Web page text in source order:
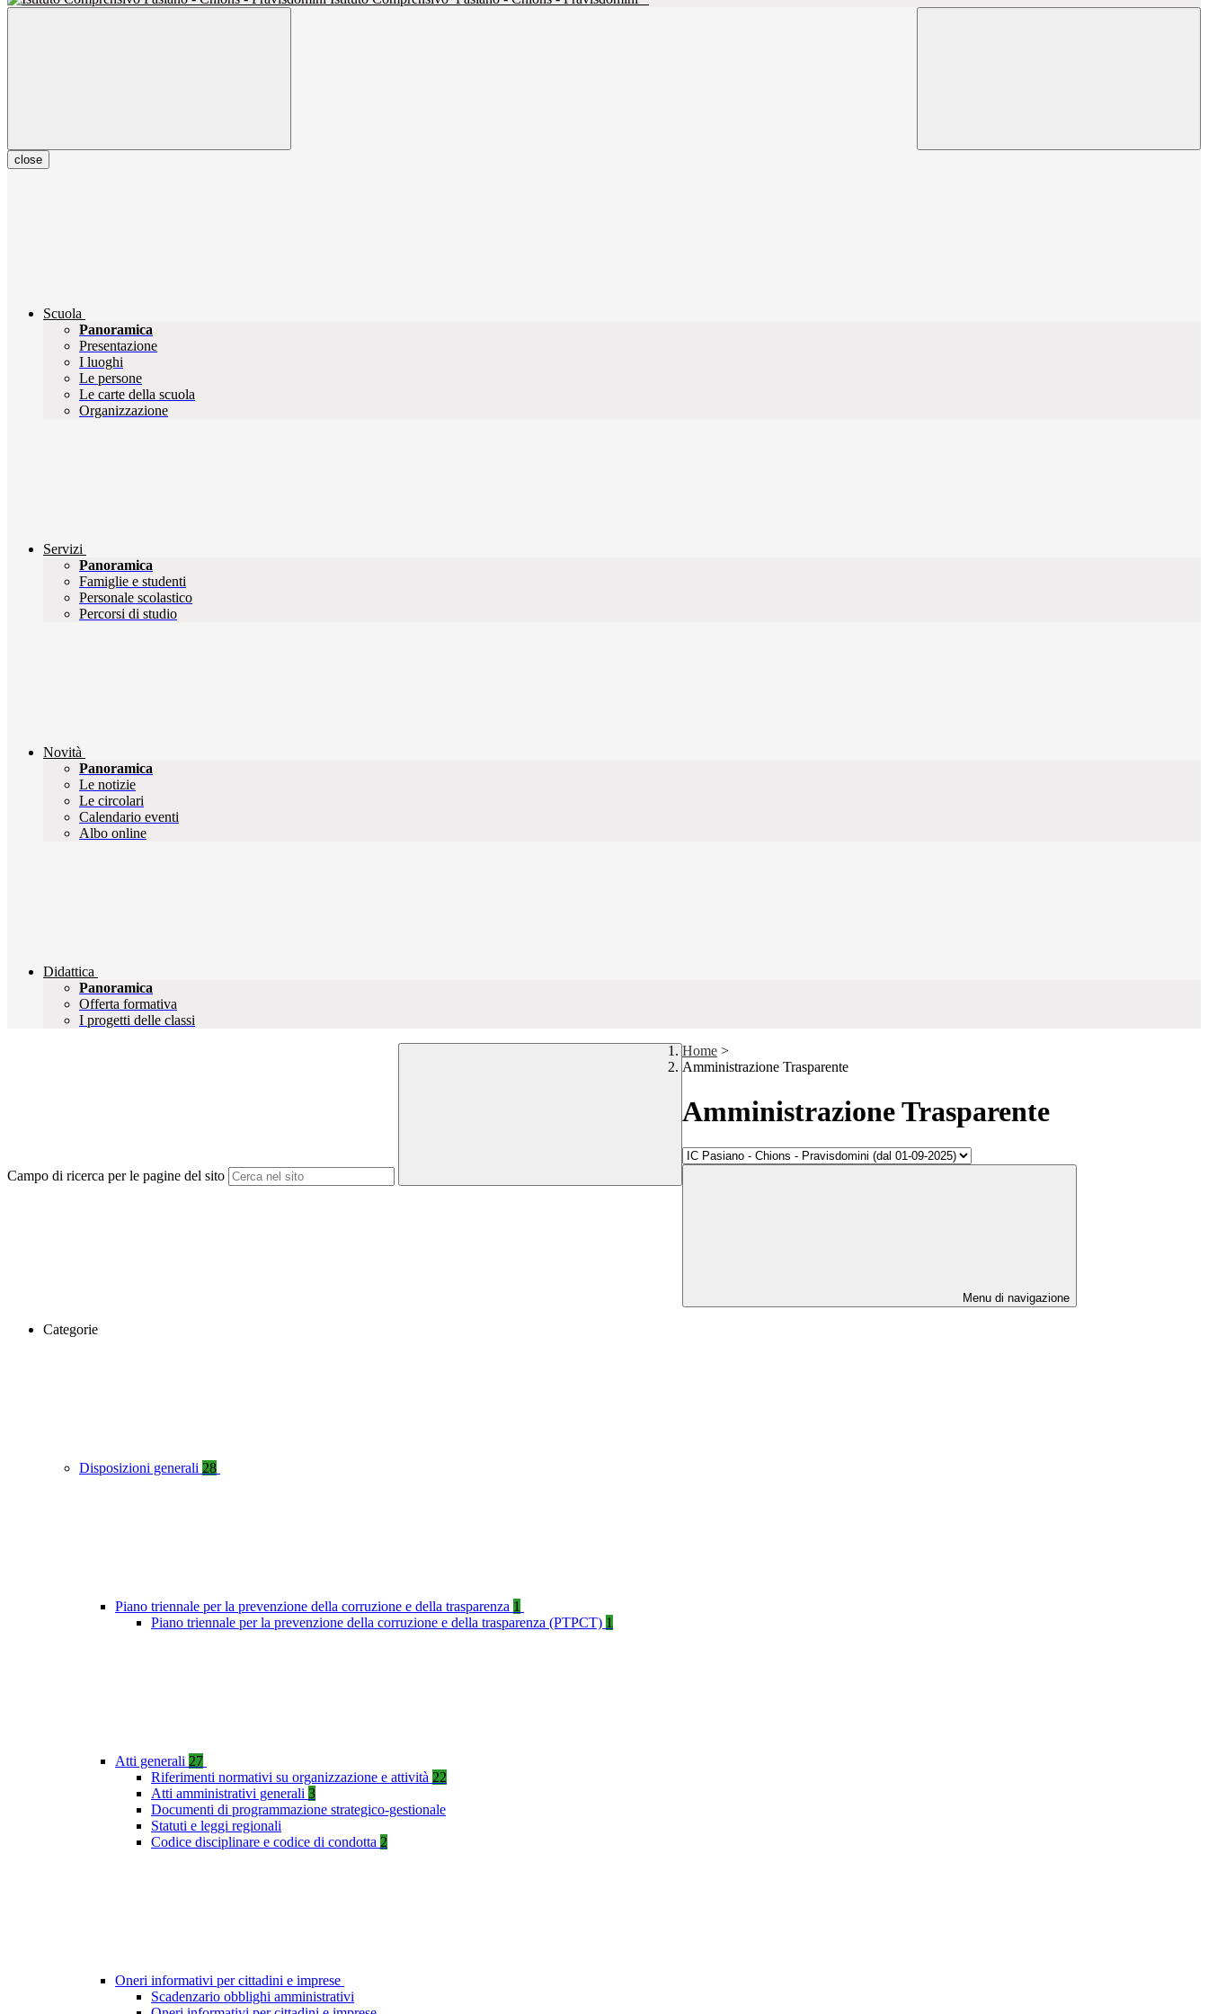
close
Scuola
Panoramica
Presentazione
I luoghi
Le persone
Le carte della scuola
Organizzazione
Servizi
Panoramica
Famiglie e studenti
Personale scolastico
Percorsi di studio
Novità
Panoramica
Le notizie
Le circolari
Calendario eventi
Albo online
Didattica
Panoramica
Offerta formativa
I progetti delle classi
Campo di ricerca per le pagine del sito
Home >
Amministrazione Trasparente
Amministrazione Trasparente
Menu di navigazione
Categorie
Disposizioni generali 28
Piano triennale per la prevenzione della corruzione e della trasparenza 1
Piano triennale per la prevenzione della corruzione e della trasparenza (PTPCT) 1
Atti generali 27
Riferimenti normativi su organizzazione e attività 22
Atti amministrativi generali 3
Documenti di programmazione strategico-gestionale
Statuti e leggi regionali
Codice disciplinare e codice di condotta 2
Oneri informativi per cittadini e imprese
Scadenzario obblighi amministrativi